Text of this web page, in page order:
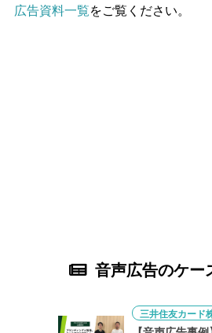
広告資料一覧をご覧ください。
音声広告のケー
三井住友カード